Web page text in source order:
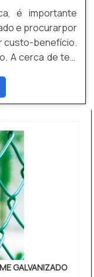
é importante
e procurarpor
custo-benefício.
A cerca de tela
correta e por
de serviço. A
fato...
GALVANIZADO